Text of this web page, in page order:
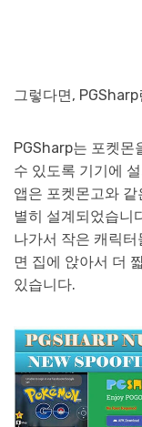
그렇다면,
PGSharp는 포켓몬
수 있도록 기기에
앱은 포켓몬고와
별히 설계되었습니
나가서 작은 캐릭
면 집에 앉아서 더
있습니다.